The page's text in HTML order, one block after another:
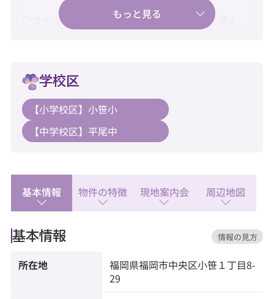
〇スケルトンリノベーションでこだわりの空間♪
〇小型犬・猫2匹まで飼育可能♪
【教育】
◆小笹小学校：徒歩7分
◆平尾中学校：徒歩7分
◆マルキョウ 小笹店：徒歩4分
◆セブンイレブン 福岡小笹2丁目店：徒歩4分
◆福岡小笹郵便局：徒歩4分
学校区
【小学校区】小笹小
【中学校区】平尾中
基本情報 物件の特徴 現地案内会 周辺地図
基本情報 情報の見方
所在地 福岡県福岡市中央区小笹１丁目8-
29